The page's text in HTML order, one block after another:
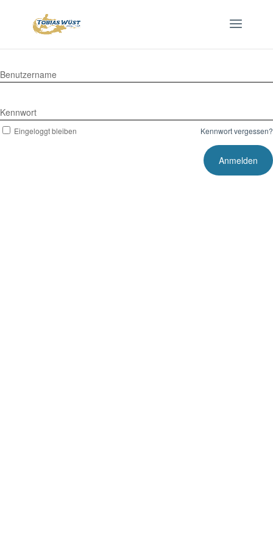
Benutzername
Kennwort
Eingeloggt bleiben Kennwort vergessen?